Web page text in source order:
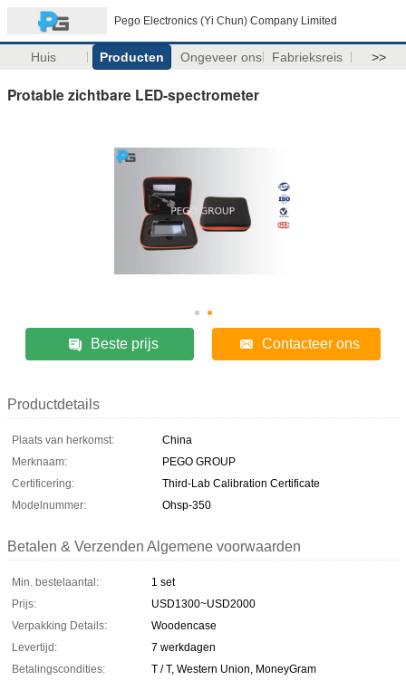
Pego Electronics (Yi Chun) Company Limited
Huis Producten Ongeveer ons Fabrieksreis >>
Protable zichtbare LED-spectrometer
Beste prijs Contacteer ons
Productdetails
Plaats van herkomst:
China
Merknaam:
PEGO GROUP
Certificering:
Third-Lab Calibration Certificate
Modelnummer:
Ohsp-350
Betalen & Verzenden Algemene voorwaarden
Min. bestelaantal:
1 set
Prijs:
USD1300~USD2000
Verpakking Details:
Woodencase
Levertijd:
7 werkdagen
Betalingscondities:
T / T, Western Union, MoneyGram